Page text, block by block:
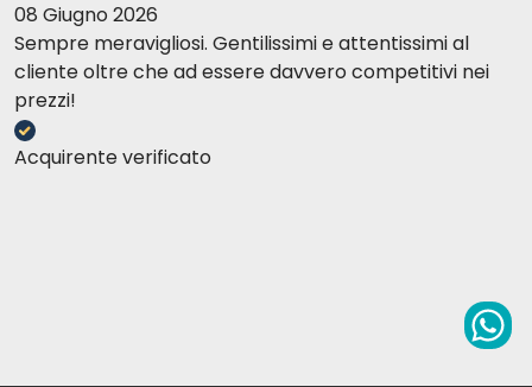
08 Giugno 2026
Sempre meravigliosi. Gentilissimi e attentissimi al
cliente oltre che ad essere davvero competitivi nei
prezzi!
Acquirente verificato